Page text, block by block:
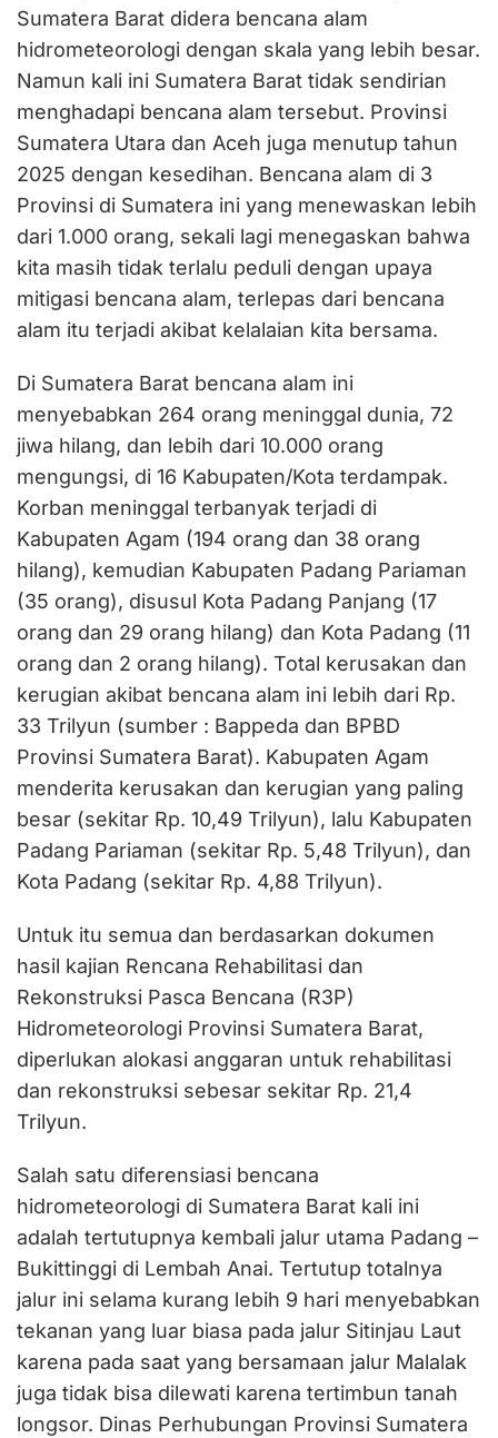
Sumatera Barat didera bencana alam
hidrometeorologi dengan skala yang lebih besar.
Namun kali ini Sumatera Barat tidak sendirian
menghadapi bencana alam tersebut. Provinsi
Sumatera Utara dan Aceh juga menutup tahun
2025 dengan kesedihan. Bencana alam di 3
Provinsi di Sumatera ini yang menewaskan lebih
dari 1.000 orang, sekali lagi menegaskan bahwa
kita masih tidak terlalu peduli dengan upaya
mitigasi bencana alam, terlepas dari bencana
alam itu terjadi akibat kelalaian kita bersama.
Di Sumatera Barat bencana alam ini
menyebabkan 264 orang meninggal dunia, 72
jiwa hilang, dan lebih dari 10.000 orang
mengungsi, di 16 Kabupaten/Kota terdampak.
Korban meninggal terbanyak terjadi di
Kabupaten Agam (194 orang dan 38 orang
hilang), kemudian Kabupaten Padang Pariaman
(35 orang), disusul Kota Padang Panjang (17
orang dan 29 orang hilang) dan Kota Padang (11
orang dan 2 orang hilang). Total kerusakan dan
kerugian akibat bencana alam ini lebih dari Rp.
33 Trilyun (sumber : Bappeda dan BPBD
Provinsi Sumatera Barat). Kabupaten Agam
menderita kerusakan dan kerugian yang paling
besar (sekitar Rp. 10,49 Trilyun), lalu Kabupaten
Padang Pariaman (sekitar Rp. 5,48 Trilyun), dan
Kota Padang (sekitar Rp. 4,88 Trilyun).
Untuk itu semua dan berdasarkan dokumen
hasil kajian Rencana Rehabilitasi dan
Rekonstruksi Pasca Bencana (R3P)
Hidrometeorologi Provinsi Sumatera Barat,
diperlukan alokasi anggaran untuk rehabilitasi
dan rekonstruksi sebesar sekitar Rp. 21,4
Trilyun.
Salah satu diferensiasi bencana
hidrometeorologi di Sumatera Barat kali ini
adalah tertutupnya kembali jalur utama Padang –
Bukittinggi di Lembah Anai. Tertutup totalnya
jalur ini selama kurang lebih 9 hari menyebabkan
tekanan yang luar biasa pada jalur Sitinjau Laut
karena pada saat yang bersamaan jalur Malalak
juga tidak bisa dilewati karena tertimbun tanah
longsor. Dinas Perhubungan Provinsi Sumatera